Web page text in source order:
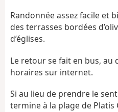
Randonnée assez facile et
des terrasses bordées
d’églises.
Le retour se fait en bus, au
horaires sur internet.
Si au lieu de prendre le
termine à la plage de Platis